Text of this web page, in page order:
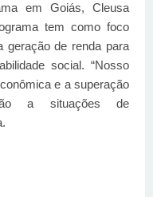
em Goiás, Cleusa
tem como foco
geração de renda para
social. “Nosso
e a superação
a situações de